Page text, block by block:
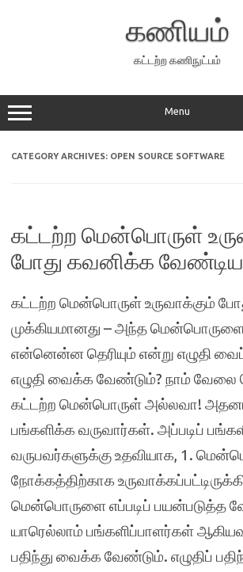
கணியம்
கட்டற்ற கணிநுட்பம்
Menu
CATEGORY ARCHIVES: OPEN SOURCE SOFTWARE
கட்டற்ற மென்பொருள்
போது கவனிக்க
கட்டற்ற மென்பொருள் உருவாக்கும்
முக்கியமானது – அந்த
என்னென்ன தெரியும் என்று எழுதி
எழுதி வைக்க வேண்டும்? நாம்
கட்டற்ற மென்பொருள் அல்லவா!
பங்களிக்க வருவார்கள். அப்படிப்
வருபவர்களுக்கு உதவியாக, 1.
நோக்கத்திற்காக
மென்பொருளை எப்படிப் பயன்படுத்த
யாரெல்லாம் பங்களிப்பாளர்கள்
பதிந்து வைக்க வேண்டும். எழுதிப்